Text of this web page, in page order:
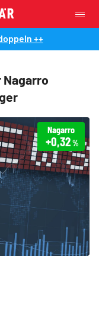
++
Nagarro
Nagarro
+0,32%